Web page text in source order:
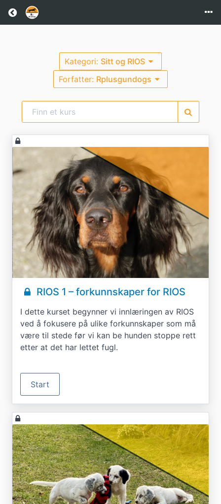
Kategori: Sitt og RIOS
Forfatter: Rplusgundogs
RIOS 1 – forkunnskaper for RIOS
I dette kurset begynner vi innlæringen av RIOS
ved å fokusere på ulike forkunnskaper som må
være til stede før vi kan be hunden stoppe rett
etter at det har lettet fugl.
Start